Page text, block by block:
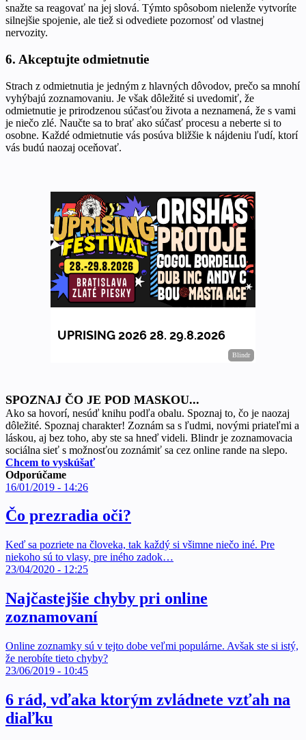
snažte sa reagovať na jej slová. Týmto spôsobom nielenže vytvoríte
silnejšie spojenie, ale tiež si odvediete pozornosť od vlastnej
nervozity.
6. Akceptujte odmietnutie
Strach z odmietnutia je jedným z hlavných dôvodov, prečo sa mnohí
vyhýbajú zoznamovaniu. Je však dôležité si uvedomiť, že
odmietnutie je prirodzenou súčasťou života a neznamená, že s vami
je niečo zlé. Naučte sa to brať ako súčasť procesu a neberte si to
osobne. Každé odmietnutie vás posúva bližšie k nájdeniu ľudí, ktorí
vás budú naozaj oceňovať.
SPOZNAJ ČO JE POD MASKOU...
Ako sa hovorí, nesúď knihu podľa obalu. Spoznaj to, čo je naozaj
dôležité. Spoznaj charakter! Zoznám sa s ľudmi, novými priateľmi a
láskou, aj bez toho, aby ste sa hneď videli. Blindr je zoznamovacia
sociálna sieť s možnosťou zoznámiť sa cez online rande na slepo.
Chcem to vyskúšať
Odporúčame
16/01/2019 - 14:26
Čo prezradia oči?
Keď sa pozriete na človeka, tak každý si všimne niečo iné. Pre
niekoho sú to vlasy, pre iného zadok…
23/04/2020 - 12:25
Najčastejšie chyby pri online
zoznamovaní
Online zoznamky sú v tejto dobe veľmi populárne. Avšak ste si istý,
že nerobíte tieto chyby?
23/06/2019 - 10:45
6 rád, vďaka ktorým zvládnete vzťah na
diaľku